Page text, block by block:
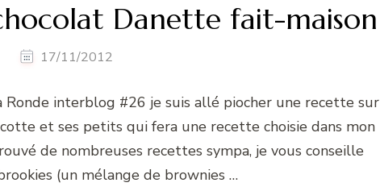
Danette fait-maison
17/11/2012
interblog #26 je suis allé piocher une recette sur
et ses petits qui fera une recette choisie dans mon
de nombreuses recettes sympa, je vous conseille
(un mélange de brownies …